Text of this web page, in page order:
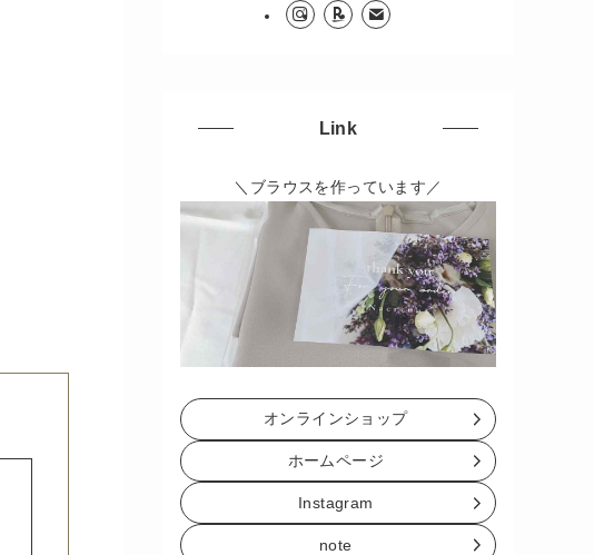
Link
＼ブラウスを作っています／
オンラインショップ
ホームページ
Instagram
note